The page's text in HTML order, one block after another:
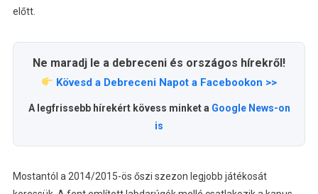
előtt.
Ne maradj le a debreceni és országos hírekről!
Kövesd a Debreceni Napot a Facebookon >>
A legfrissebb hírekért kövess minket a Google News-on
is
Mostantól a 2014/2015-ös őszi szezon legjobb játékosát